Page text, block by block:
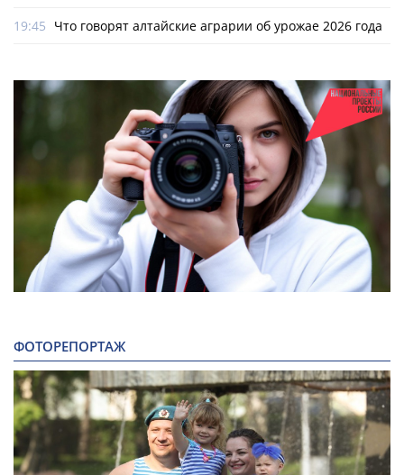
19:45 Что говорят алтайские аграрии об урожае 2026 года
ФОТОРЕПОРТАЖ